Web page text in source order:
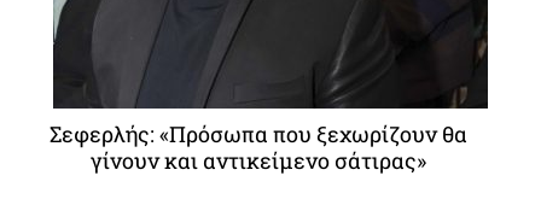
Σεφερλής: «Πρόσωπα που ξεχωρίζουν θα
γίνουν και αντικείμενο σάτιρας»